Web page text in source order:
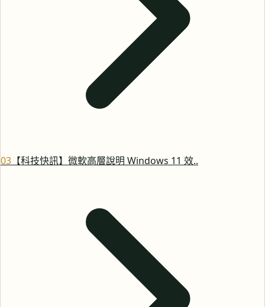
03 【科技快訊】微軟高層說明 Windows 11 效..